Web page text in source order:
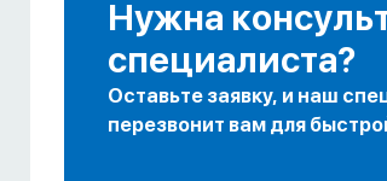
Нужна
специалиста?
Оставьте заявку, и наш
перезвонит вам для